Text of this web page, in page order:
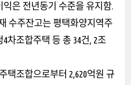
익은 전년동기 수준을 유지함.
수주잔고는 평택화양지역주
차조합주택 등 총 34건, 2조
택조합으로부터 2,620억원 규